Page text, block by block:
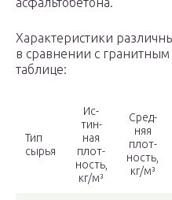
Характеристики
в сравнении с
таблице:
Тип
сырья
Ис­
тин­
ная
плот­
ность,
кг/м³
Сред­
няя
плот­
ность,
кг/м³